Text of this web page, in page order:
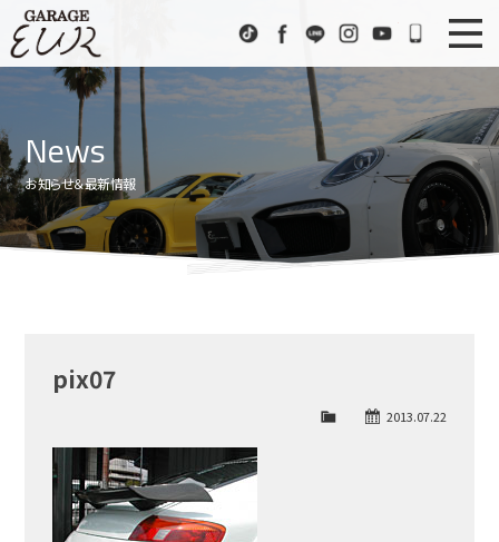
TikTokFacebook
LINE InstagramYoutube072-
ニュース
Stock List
在庫車情報
EUR Sports
EURスポーツ
アクセス
News
お知らせ＆最新情報
pix07
2013.07.22